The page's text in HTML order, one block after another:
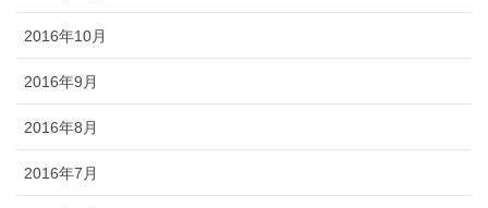
2016年10月
2016年9月
2016年8月
2016年7月